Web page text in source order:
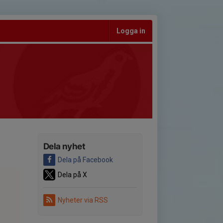
Logga in
Dela nyhet
Dela på Facebook
Dela på X
Nyheter via RSS